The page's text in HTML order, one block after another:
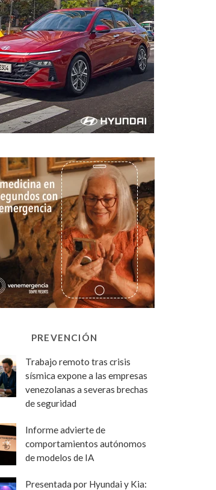
PREVENCIÓN
Trabajo remoto tras crisis
sísmica expone a las empresas
venezolanas a severas brechas
de seguridad
Informe advierte de
comportamientos autónomos
de modelos de IA
Presentada por Hyundai y Kia: